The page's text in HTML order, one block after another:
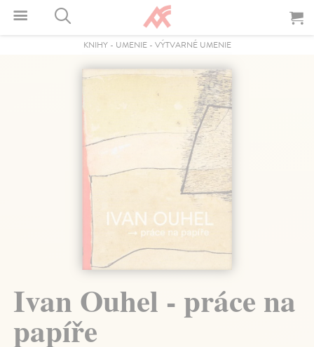
KNIHY- UMENIE- VÝTVARNÉ UMENIE
Ivan Ouhel - práce na
papíře